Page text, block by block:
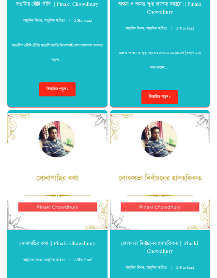
বাঙালির বৌদি প্রীতি || Pinaki Chowdhury
আধুনিক নিবন্ধ, আধুনিক সাহিত্য 2 Min Read
বাঙালির বৌদি প্রীতি বাঙালি জাতি চিরকালই বেশ রসেবসে থাকতে
পছন্দ…
বিস্তারিত পড়ুন »
অক্ষয় ও অনন্ত পুণ্য লাভের সন্ধানে || Pinaki
Chowdhury
আধুনিক নিবন্ধ,আধুনিক সাহিত্য 2 Min Read
অক্ষয় ও অনন্ত পুণ্য লাভের সন্ধানে এমনিতেই বৈশাখ মাস
দানধ্যানের…
বিস্তারিত পড়ুন »
সোনাগাছির কথা || Pinaki Chowdhury
আধুনিক নিবন্ধ, আধুনিক সাহিত্য 2 Min Read
লোকসভা নির্বাচনের হালহকিকত || Pinaki
Chowdhury
আধুনিক নিবন্ধ,আধুনিক সাহিত্য 2 Min Read